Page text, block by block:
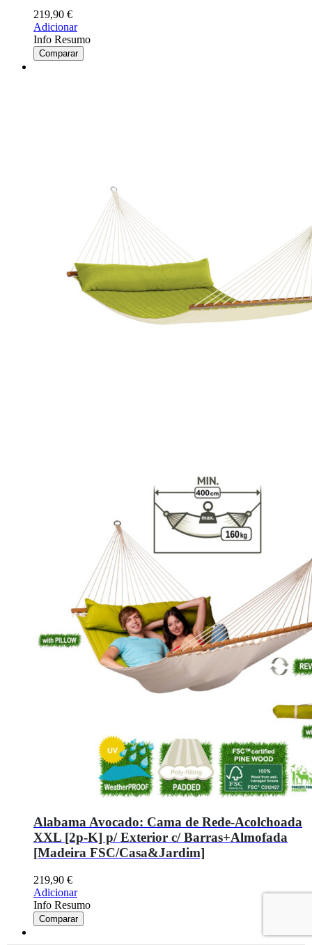
219,90 €
Adicionar
Info Resumo
Comparar
Alabama Avocado: Cama de Rede-Acolchoada
XXL [2p-K] p/ Exterior c/ Barras+Almofada
[Madeira FSC/Casa&Jardim]
219,90 €
Adicionar
Info Resumo
Comparar